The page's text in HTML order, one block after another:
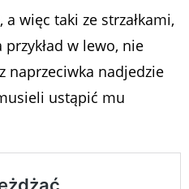
więc taki ze strzałkami,
w lewo, nie
naprzeciwka nadjedzie
ustąpić mu